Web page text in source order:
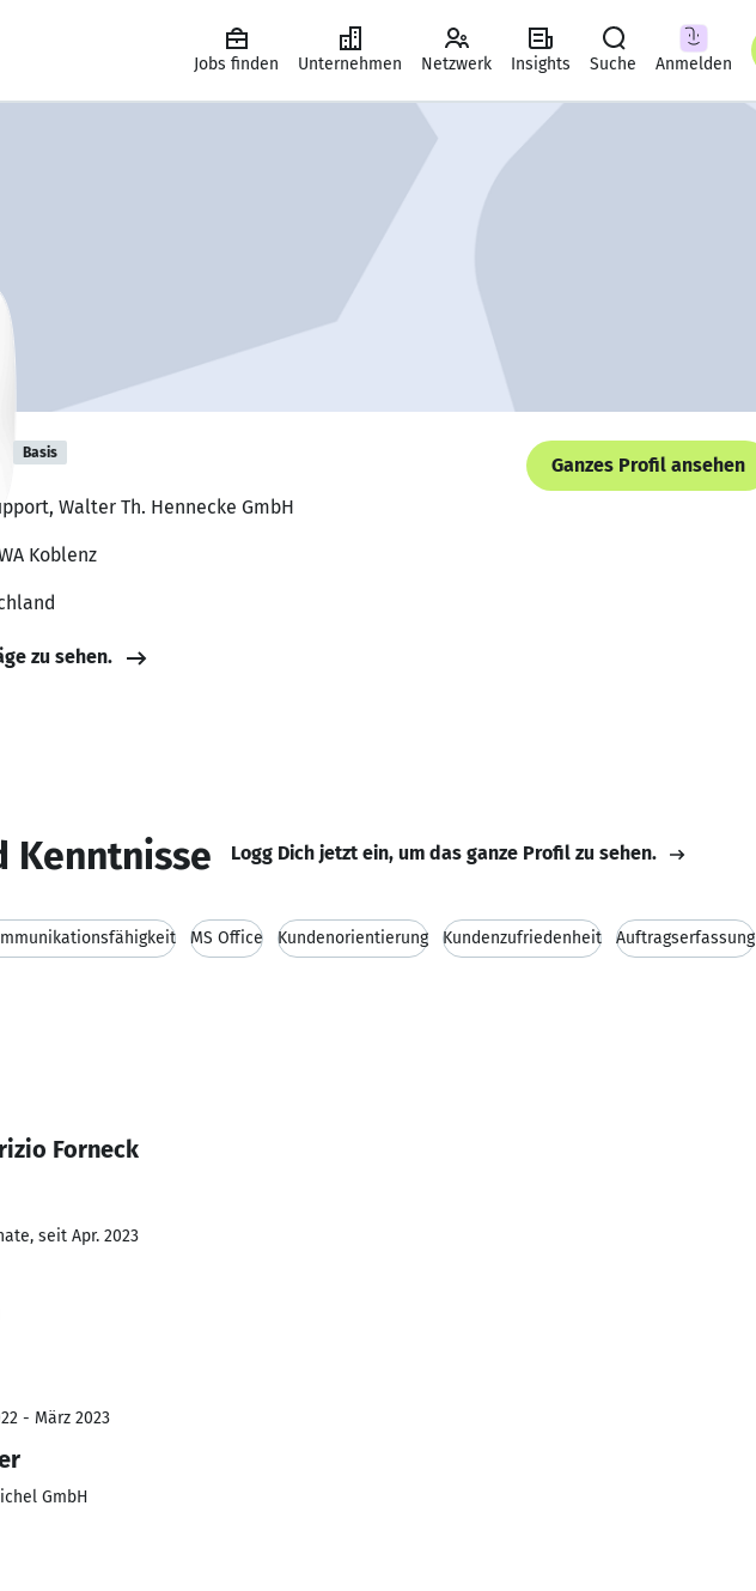
Jobs finden Unternehmen Netzwerk Insights Suche Anmelden
Basis
Ganzes Profil ansehen
Walter Th. Hennecke GmbH
Koblenz
zu sehen.
Kenntnisse Logg Dich jetzt ein, um das ganze Profil zu sehen.
MS Office Kundenorientierung Kundenzufriedenheit Auftragserfassung
Forneck
seit Apr. 2023
- März 2023
GmbH